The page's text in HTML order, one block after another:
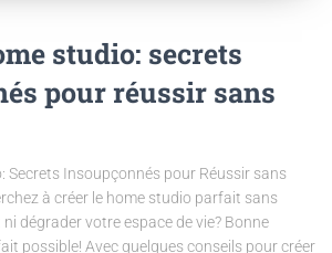
studio: secrets
pour réussir sans
Secrets Insoupçonnés pour Réussir sans
à créer le home studio parfait sans
dégrader votre espace de vie? Bonne
possible! Avec quelques conseils pour créer